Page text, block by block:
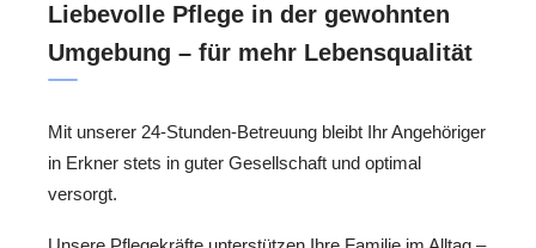
Liebevolle Pflege in der gewohnten
Umgebung – für mehr Lebensqualität
Mit unserer 24-Stunden-Betreuung bleibt Ihr Angehöriger
in Erkner stets in guter Gesellschaft und optimal
versorgt.